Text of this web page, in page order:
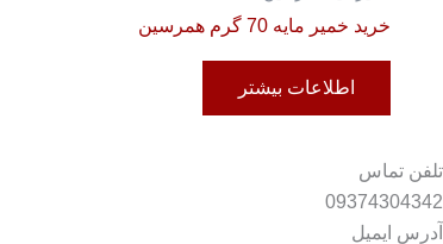
خرید خمیر مایه 70 گرم همرسین
اطلاعات بیشتر
تلفن تماس
09374304342
آدرس ایمیل